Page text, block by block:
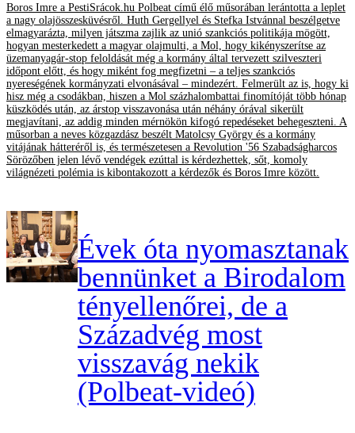
Boros Imre a PestiSrácok.hu Polbeat című élő műsorában lerántotta a leplet
a nagy olajösszesküvésről. Huth Gergellyel és Stefka Istvánnal beszélgetve
elmagyarázta, milyen játszma zajlik az unió szankciós politikája mögött,
hogyan mesterkedett a magyar olajmulti, a Mol, hogy kikényszerítse az
üzemanyagár-stop feloldását még a kormány által tervezett szilveszteri
időpont előtt, és hogy miként fog megfizetni – a teljes szankciós
nyereségének kormányzati elvonásával – mindezért. Felmerült az is, hogy ki
hisz még a csodákban, hiszen a Mol százhalombattai finomítóját több hónap
küszködés után, az árstop visszavonása után néhány órával sikerült
megjavítani, az addig minden mérnökön kifogó repedéseket behegeszteni. A
műsorban a neves közgazdász beszélt Matolcsy György és a kormány
vitájának hátteréről is, és természetesen a Revolution '56 Szabadságharcos
Sörözőben jelen lévő vendégek ezúttal is kérdezhettek, sőt, komoly
világnézeti polémia is kibontakozott a kérdezők és Boros Imre között.
Évek óta nyomasztanak
bennünket a Birodalom
tényellenőrei, de a
Századvég most
visszavág nekik
(Polbeat-videó)